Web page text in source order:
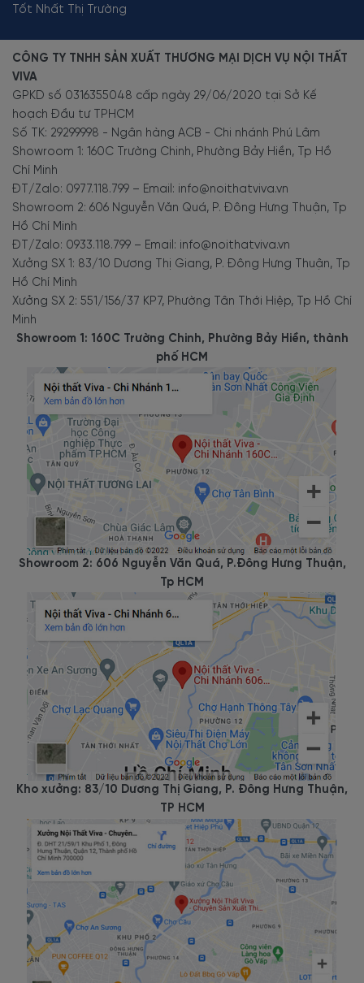
Tốt Nhất Thị Trường
CÔNG TY TNHH SẢN XUẤT THƯƠNG MẠI DỊCH VỤ NỘI THẤT
VIVA
GPKD số 0316355048 cấp ngày 29/06/2020 tại Sở Kế
hoạch Đầu tư TPHCM
Số TK: 29299998 - Ngân hàng ACB - Chi nhánh Phú Lâm
Showroom 1: 160C Trường Chinh, Phường Bảy Hiền, Tp Hồ
Chí Minh
ĐT/Zalo: 0977.118.799 – Email: info@noithatviva.vn
Showroom 2: 606 Nguyễn Văn Quá, P. Đông Hưng Thuận, Tp
Hồ Chí Minh
ĐT/Zalo: 0933.118.799 – Email: info@noithatviva.vn
Xưởng SX 1: 83/10 Dương Thị Giang, P. Đông Hưng Thuận, Tp
Hồ Chí Minh
Xưởng SX 2: 551/156/37 KP7, Phường Tân Thới Hiệp, Tp Hồ Chí
Minh
Showroom 1: 160C Trường Chinh, Phường Bảy Hiền, thành
phố HCM
Showroom 2: 606 Nguyễn Văn Quá, P.Đông Hưng Thuận,
Tp HCM
Kho xưởng: 83/10 Dương Thị Giang, P. Đông Hưng Thuận,
TP HCM